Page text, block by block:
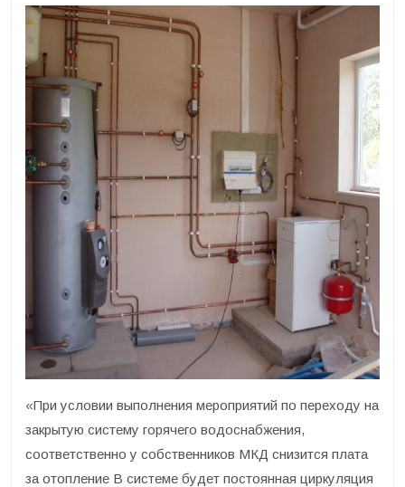
«При условии выполнения мероприятий по переходу на
закрытую систему горячего водоснабжения,
соответственно у собственников МКД снизится плата
за отопление В системе будет постоянная циркуляция